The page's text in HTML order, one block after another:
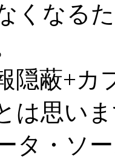
くなる
隠蔽+カ
は思い
タ・ソ